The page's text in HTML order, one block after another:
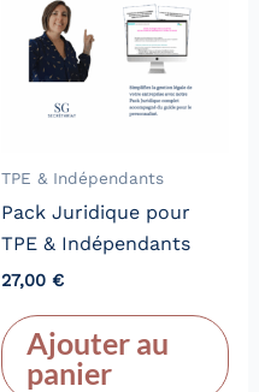
TPE & Indépendants
Pack Juridique pour
TPE & Indépendants
27,00 €
Ajouter au
panier